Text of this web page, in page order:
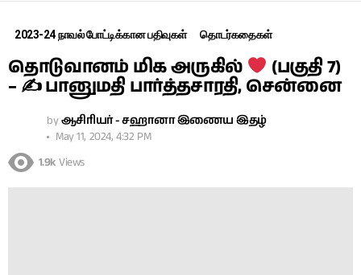
2023-24 நாவல் போட்டிக்கான பதிவுகள் தொடர்கதைகள்
தொடுவானம் மிக அருகில் (பகுதி 7)
– ✍ பானுமதி பார்த்தசாரதி, சென்னை
byஆசிரியர் - சஹானா இணைய இதழ்
May 11, 2024, 4:32 PM
1.9k Views